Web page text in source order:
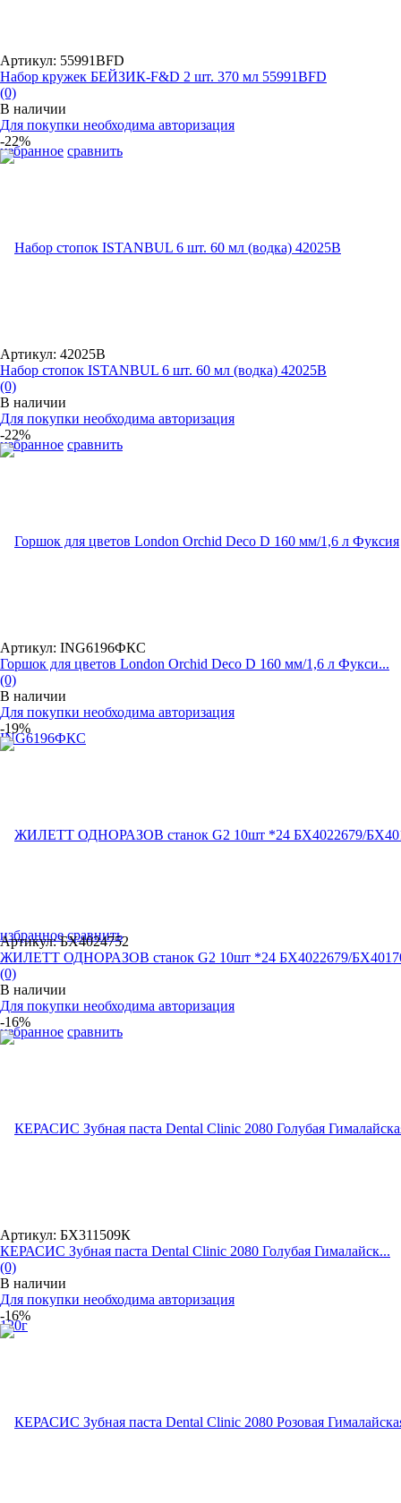
избранное сравнить
Артикул: 55991BFD
Набор кружек БЕЙЗИК-F&D 2 шт. 370 мл 55991BFD
(0)
В наличии
Для покупки необходима авторизация
-22%
избранное сравнить
Артикул: 42025B
Набор стопок ISTANBUL 6 шт. 60 мл (водка) 42025B
(0)
В наличии
Для покупки необходима авторизация
-22%
избранное сравнить
Артикул: ING6196ФКС
Горшок для цветов London Orchid Deco D 160 мм/1,6 л Фукси...
(0)
В наличии
Для покупки необходима авторизация
-19%
избранное сравнить
Артикул: БХ4024752
ЖИЛЕТТ ОДНОРАЗОВ станок G2 10шт *24 БХ4022679/
(0)
В наличии
Для покупки необходима авторизация
-16%
Артикул: БХ311509К
КЕРАСИС Зубная паста Dental Clinic 2080 Голубая Гималайск...
(0)
В наличии
Для покупки необходима авторизация
-16%